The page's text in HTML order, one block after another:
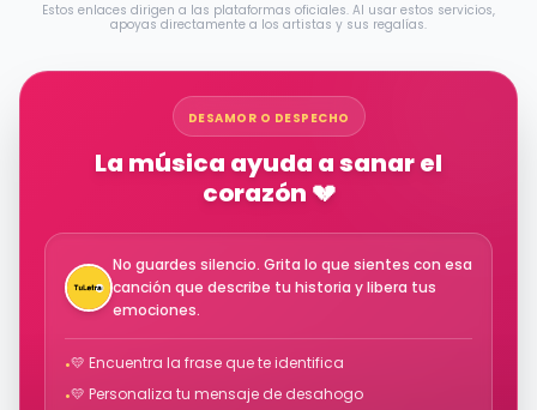
Estos enlaces dirigen a las plataformas oficiales. Al usar estos servicios,
apoyas directamente a los artistas y sus regalías.
DESAMOR O DESPECHO
La música ayuda a sanar el
corazón 💔
No guardes silencio. Grita lo que sientes con esa
canción que describe tu historia y libera tus
emociones.
•💛 Encuentra la frase que te identifica
•💛 Personaliza tu mensaje de desahogo